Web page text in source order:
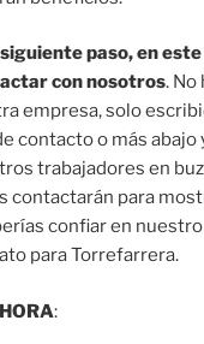
paso, en
con nosotros. No
empresa, solo
contacto o más abajo
trabajadores en
contactarán para
confiar en
para Torrefarrera.
: